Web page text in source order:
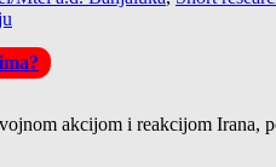
akcijom i reakcijom Irana,